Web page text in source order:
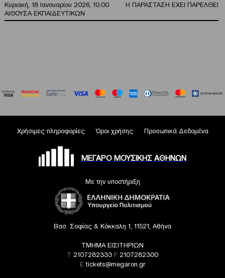
Κυριακή, 18 Ιανουαρίου 2026, 10:00
Η ΠΑΡΑΣΤΑΣΗ ΕΧΕΙ ΠΑΡΕΛΘΕΙ
ΑΙΘΟΥΣΑ ΕΚΠΑΙΔΕΥΤΙΚΩΝ
Χρήσιμες πληροφορίες Όροι χρήσης Προσωπικά Δεδομένα
ΜΕΓΑΡΟ ΜΟΥΣΙΚΗΣ ΑΘΗΝΩΝ
Με την υποστήριξη
Βασ. Σοφίας & Κόκκαλη 1, 11521, Αθήνα
ΤΜΗΜΑ ΕΙΣΙΤΗΡΙΩΝ
T 2107282333 F 2107282300
Etickets@megaron.gr